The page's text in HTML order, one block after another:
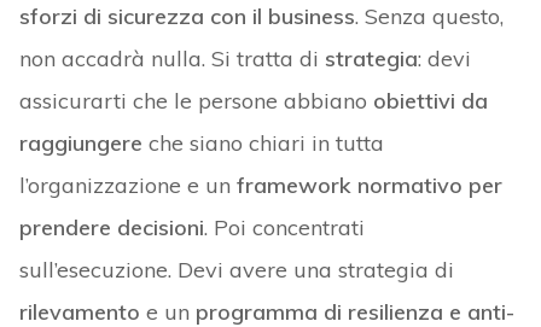
sforzi di sicurezza con il business. Senza questo,
non accadrà nulla. Si tratta di strategia: devi
assicurarti che le persone abbiano obiettivi da
raggiungere che siano chiari in tutta
l’organizzazione e un framework normativo per
prendere decisioni. Poi concentrati
sull’esecuzione. Devi avere una strategia di
rilevamento e un programma di resilienza e anti-